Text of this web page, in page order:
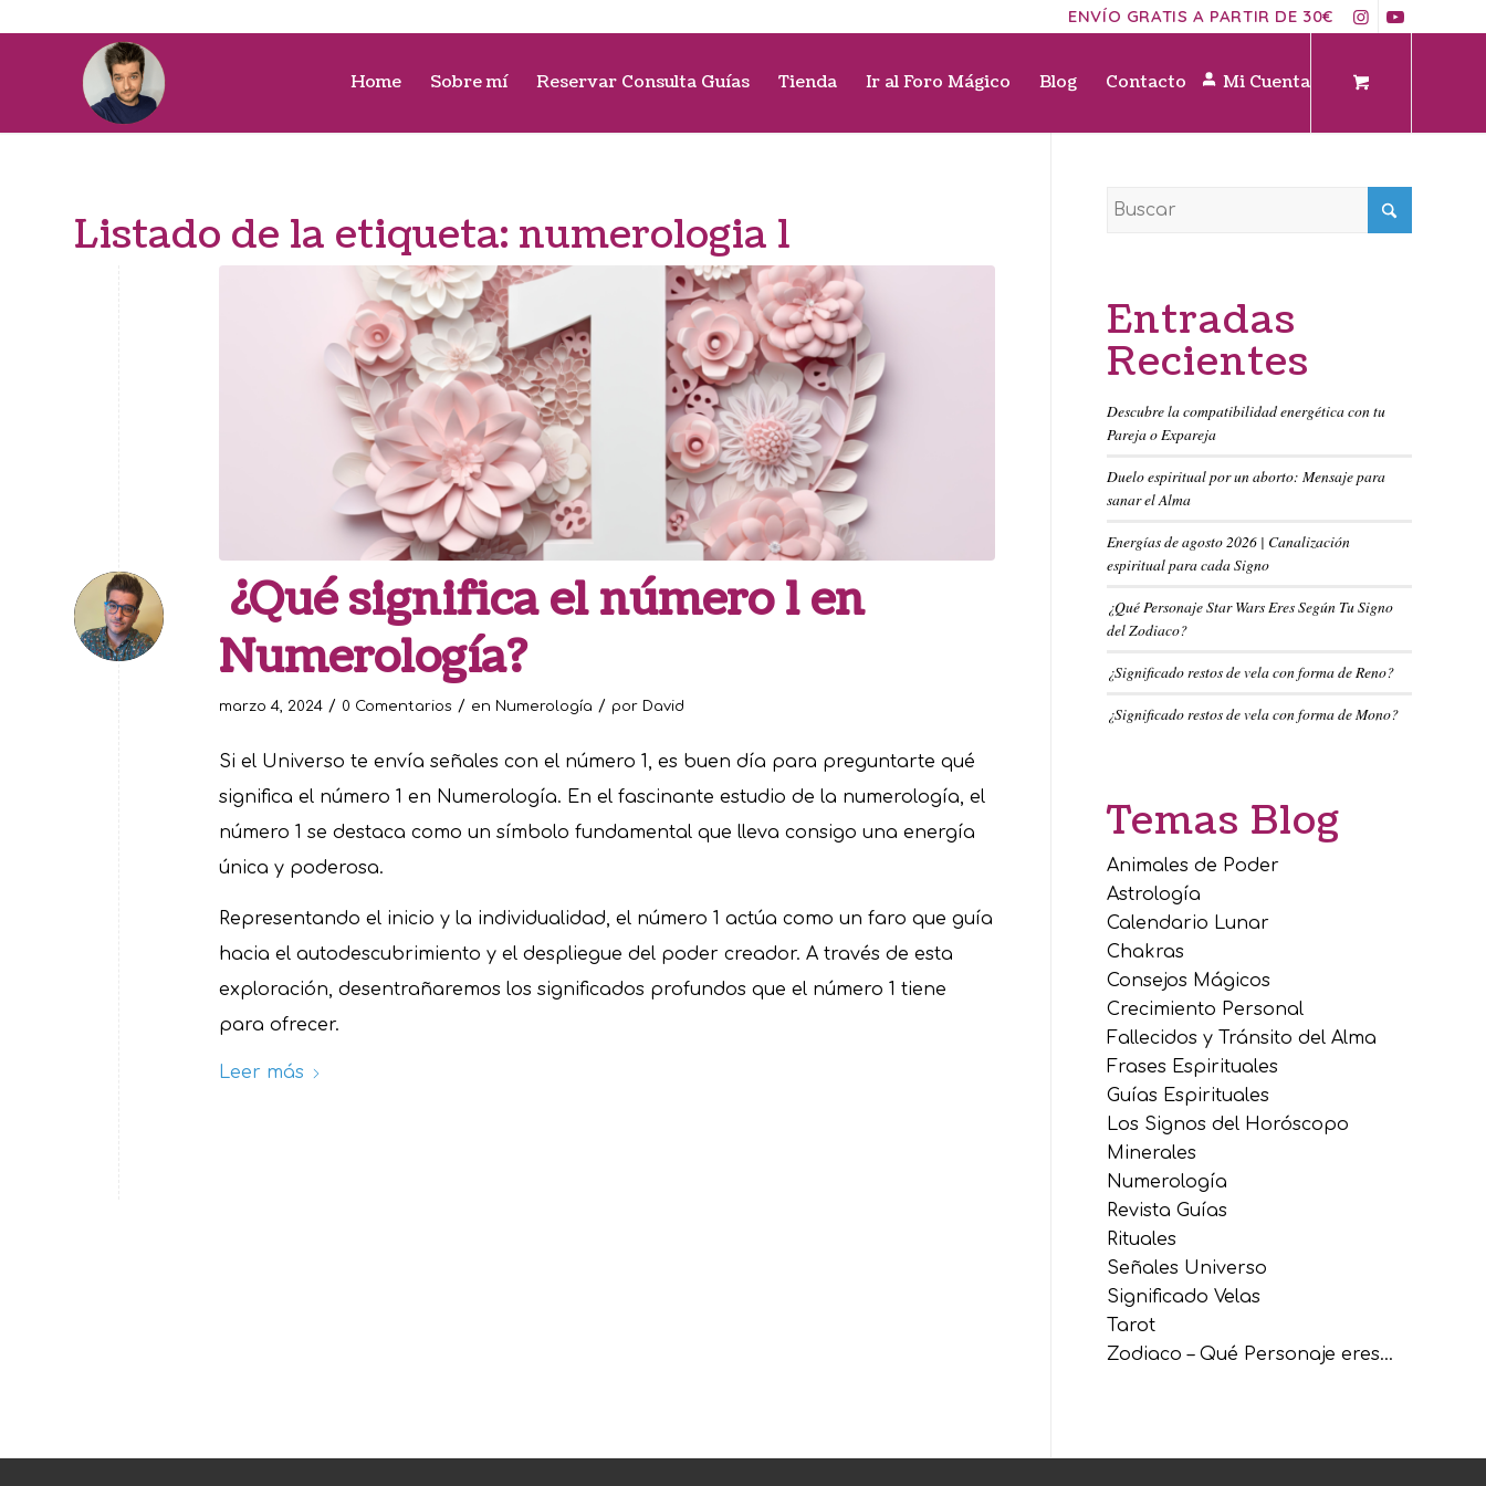
ENVÍO GRATIS A PARTIR DE 30€
Home Sobre mí Reservar Consulta Guías Tienda Ir al Foro Mágico Blog Contacto Mi Cuenta
Listado de la etiqueta: numerologia 1
¿Qué significa el número 1 en
Numerología?
marzo 4, 2024 / 0 Comentarios / en Numerología / por David
Si el Universo te envía señales con el número 1, es buen día para preguntarte qué
significa el número 1 en Numerología. En el fascinante estudio de la numerología, el
número 1 se destaca como un símbolo fundamental que lleva consigo una energía
única y poderosa.
Representando el inicio y la individualidad, el número 1 actúa como un faro que guía
hacia el autodescubrimiento y el despliegue del poder creador. A través de esta
exploración, desentrañaremos los significados profundos que el número 1 tiene
para ofrecer.
Leer más
Entradas
Recientes
Descubre la compatibilidad energética con tu
Pareja o Expareja
Duelo espiritual por un aborto: Mensaje para
sanar el Alma
Energías de agosto 2026 | Canalización
espiritual para cada Signo
¿Qué Personaje Star Wars Eres Según Tu Signo
del Zodiaco?
¿Significado restos de vela con forma de Reno?
¿Significado restos de vela con forma de Mono?
Temas Blog
Animales de Poder
Astrología
Calendario Lunar
Chakras
Consejos Mágicos
Crecimiento Personal
Fallecidos y Tránsito del Alma
Frases Espirituales
Guías Espirituales
Los Signos del Horóscopo
Minerales
Numerología
Revista Guías
Rituales
Señales Universo
Significado Velas
Tarot
Zodiaco – Qué Personaje eres…